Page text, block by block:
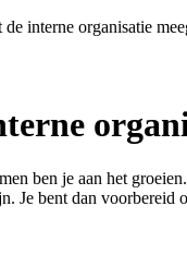
interne organisatie
ben je aan het
Je bent dan